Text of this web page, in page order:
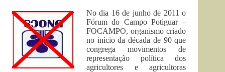
No dia 16 de junho de 2011 o
Fórum do Campo Potiguar –
FOCAMPO, organismo criado
no início da década de 90 que
congrega movimentos de
representação política dos
agricultores e agricultoras